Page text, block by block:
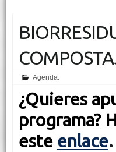
Agenda.
¿Quieres
programa?
este enlace.